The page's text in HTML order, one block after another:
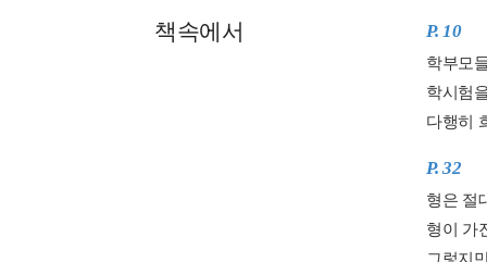
책속에서 P. 10
학부모
학시험
다행히
P. 32
형은 절
형이 가
그렇지